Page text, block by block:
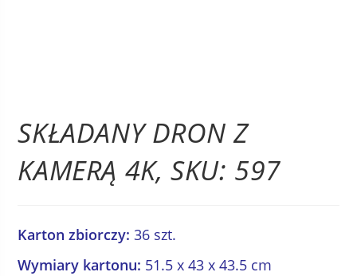
SKŁADANY DRON Z
KAMERĄ 4K, SKU: 597
Karton zbiorczy:36 szt.
Wymiary kartonu: 51.5 x 43 x 43.5 cm